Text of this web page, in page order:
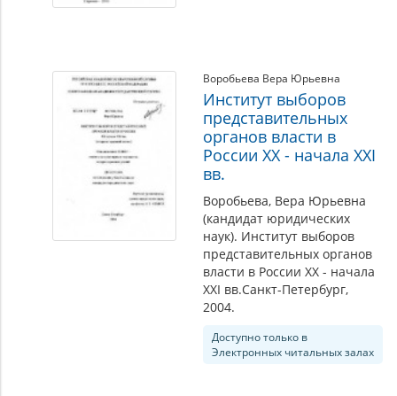
Воробьева Вера Юрьевна
Институт выборов
представительных
органов власти в
России XX - начала XXI
вв.
Воробьева, Вера Юрьевна
(кандидат юридических
наук). Институт выборов
представительных органов
власти в России XX - начала
XXI вв.Санкт-Петербург,
2004.
Доступно только в
Электронных читальных залах